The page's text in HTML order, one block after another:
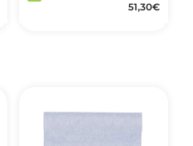
51,30€